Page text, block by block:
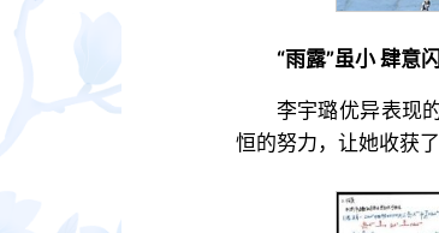
“雨露”虽小 肆意
李宇璐优异表现
恒的努力，让她收获